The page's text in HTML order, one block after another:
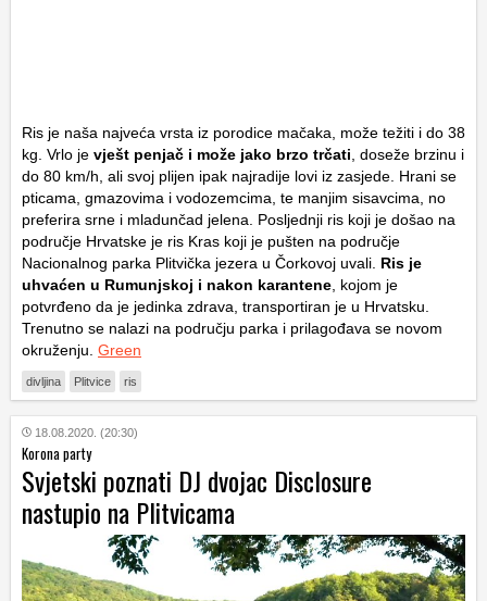
Ris je naša najveća vrsta iz porodice mačaka, može težiti i do 38
kg. Vrlo je vješt penjač i može jako brzo trčati , doseže brzinu i
do 80 km/h, ali svoj plijen ipak najradije lovi iz zasjede. Hrani se
pticama, gmazovima i vodozemcima, te manjim sisavcima, no
preferira srne i mladunčad jelena. Posljednji ris koji je došao na
područje Hrvatske je ris Kras koji je pušten na područje
Nacionalnog parka Plitvička jezera u Čorkovoj uvali. Ris je
uhvaćen u Rumunjskoj i nakon karantene , kojom je
potvrđeno da je jedinka zdrava, transportiran je u Hrvatsku.
Trenutno se nalazi na području parka i prilagođava se novom
okruženju. Green
divljina Plitvice ris
18.08.2020. (20:30)
Korona party
Svjetski poznati DJ dvojac Disclosure
nastupio na Plitvicama